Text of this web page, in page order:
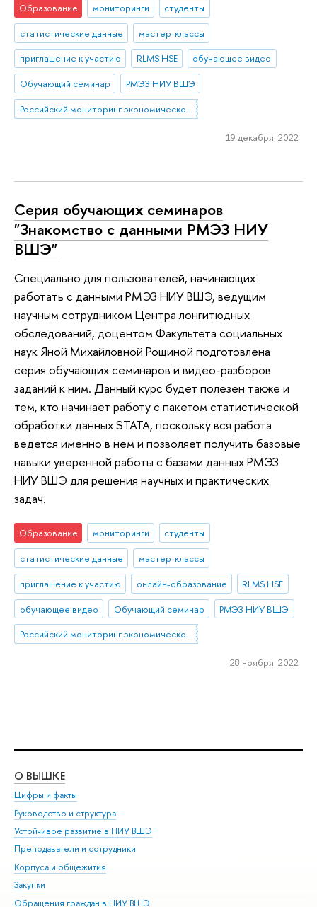
Образование мониторинги
студенты
статистические данные
мастер-классы
приглашение к участию
RLMS HSE
обучающее видео
Обучающий семинар
РМЭЗ НИУ ВШЭ
Российский мониторинг экономического положения и здоровья населения НИУ ВШЭ
19 декабря 2022
Серия обучающих семинаров
"Знакомство с данными РМЭЗ НИУ
ВШЭ"
Специально для пользователей, начинающих
работать с данными РМЭЗ НИУ ВШЭ, ведущим
научным сотрудником Центра лонгитюдных
обследований, доцентом Факультета социальных
наук Яной Михайловной Рощиной подготовлена
серия обучающих семинаров и видео-разборов
заданий к ним. Данный курс будет полезен также и
тем, кто начинает работу с пакетом статистической
обработки данных STATA, поскольку вся работа
ведется именно в нем и позволяет получить базовые
навыки уверенной работы с базами данных РМЭЗ
НИУ ВШЭ для решения научных и практических
задач.
Образование мониторинги
студенты
статистические данные
мастер-классы
приглашение к участию
онлайн-образование
RLMS HSE
обучающее видео
Обучающий семинар
РМЭЗ НИУ ВШЭ
Российский мониторинг экономического положения и здоровья населения НИУ ВШЭ
28 ноября 2022
О ВЫШКЕ
Цифры и факты
Руководство и структура
Устойчивое развитие в НИУ ВШЭ
Преподаватели и сотрудники
Корпуса и общежития
Закупки
Обращения граждан в НИУ ВШЭ